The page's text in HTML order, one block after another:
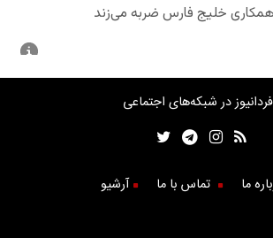
فردانیوز در شبکه‌های اجتماعی
ما تماس با ما آرشیو